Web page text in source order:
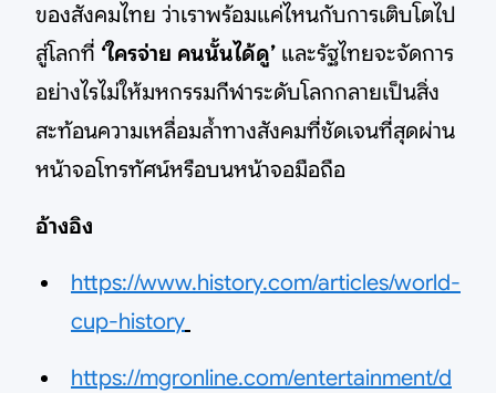
ของสังคมไทย ว่าเราพร้อมแค่ไหนกับการเติบโตไป
สู่โลกที่ ‘ใครจ่าย คนนั้นได้ดู’ และรัฐไทยจะจัดการ
อย่างไรไม่ให้มหกรรมกีฬาระดับโลกกลายเป็นสิ่ง
สะท้อนความเหลื่อมล้ำทางสังคมที่ชัดเจนที่สุดผ่าน
หน้าจอโทรทัศน์หรือบนหน้าจอมือถือ
อ้างอิง
https://www.history.com/articles/world-
cup-history
https://mgronline.com/entertainment/d